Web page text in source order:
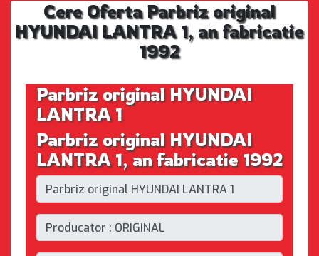
Cere Oferta Parbriz original
HYUNDAI LANTRA 1, an fabricatie
1992
Parbriz original HYUNDAI
LANTRA 1
Parbriz original HYUNDAI
LANTRA 1, an fabricatie 1992